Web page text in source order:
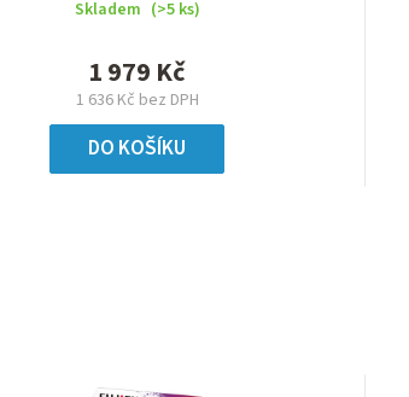
Skladem (>5 ks)
1 636 Kč bez DPH
1 979 Kč
DO KOŠÍKU